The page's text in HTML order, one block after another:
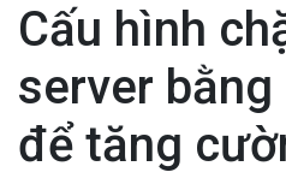
Cấu hình
server
để tăng